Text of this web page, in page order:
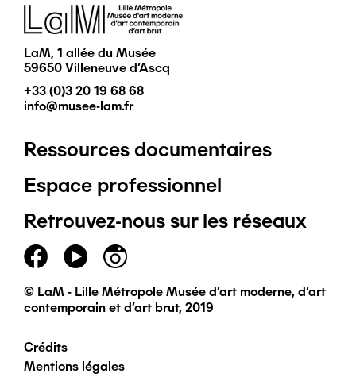
Image
LaM, 1 allée du Musée
59650 Villeneuve d'Ascq
+33 (0)3 20 19 68 68
info@musee-lam.fr
Pied
de
page
principal
Ressources documentaires
Espace professionnel
Retrouvez-nous sur les réseaux
© LaM - Lille Métropole Musée d'art moderne, d'art
contemporain et d'art brut, 2019
Pied
Crédits
Mentions légales